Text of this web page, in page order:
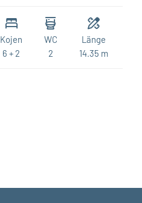
Kojen
6 + 2
WC
2
Länge
14.35 m